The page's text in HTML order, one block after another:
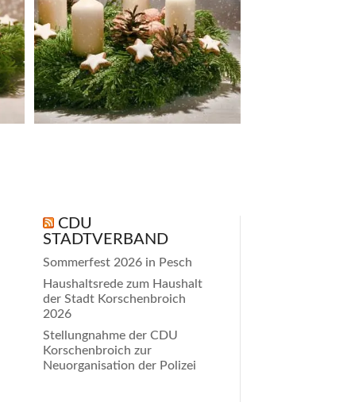
CDU
STADTVERBAND
Sommerfest 2026 in Pesch
Haushaltsrede zum Haushalt
der Stadt Korschenbroich
2026
Stellungnahme der CDU
Korschenbroich zur
Neuorganisation der Polizei